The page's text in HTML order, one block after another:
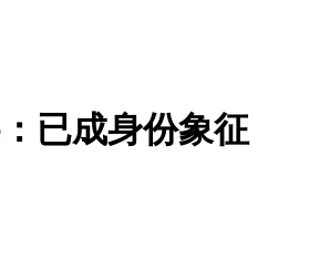
已成身份象征